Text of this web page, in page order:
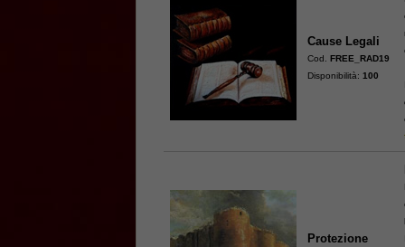
Cause Legali
Cod.FREE_RAD19
Disponibilità:100
Protezione